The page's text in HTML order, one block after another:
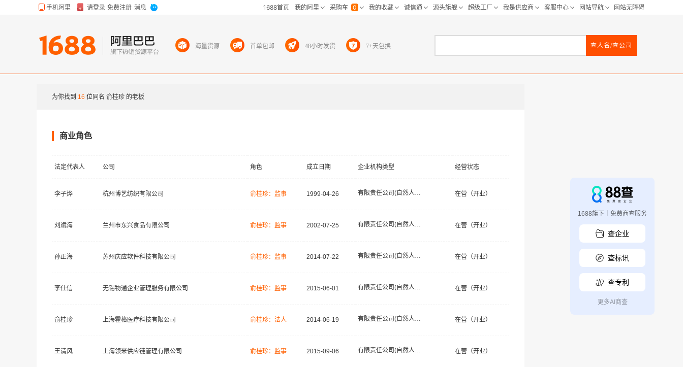
海量货源 首单包邮 48小时发货 7+天包换 查人名/查公司
为你找到 16 位同名 俞桂珍 的老板
商业角色
法定代表人 公司 角色 成立日期 企业机构类型 经营状态
李子烨 杭州博艺纺织有限公司 俞桂珍：监事 1999-04-26 有限责任公司(自然人投资或控股) 在营（开业）
刘斌海 兰州市东兴食品有限公司 俞桂珍：监事 2002-07-25 有限责任公司(自然人投资或控股) 在营（开业）
孙正海 苏州庆应软件科技有限公司 俞桂珍：监事 2014-07-22 有限责任公司(自然人投资或控股) 在营（开业）
李仕信 无锡物通企业管理服务有限公司 俞桂珍：监事 2015-06-01 有限责任公司(自然人独资) 在营（开业）
俞桂珍 上海霍格医疗科技有限公司 俞桂珍：法人 2014-06-19 有限责任公司(自然人独资) 在营（开业）
王清风 上海领米供应链管理有限公司 俞桂珍：监事 2015-09-06 有限责任公司(自然人投资或控股) 在营（开业）
1688旗下｜免费商查服务
查企业
查标讯
查专利
更多AI商查